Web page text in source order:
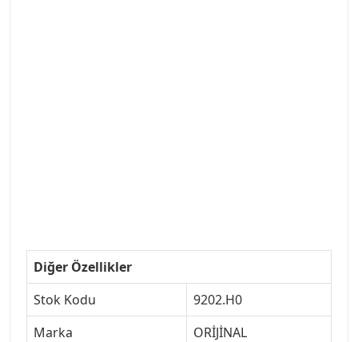
Diğer Özellikler
Stok Kodu
9202.H0
Marka
ORİJİNAL